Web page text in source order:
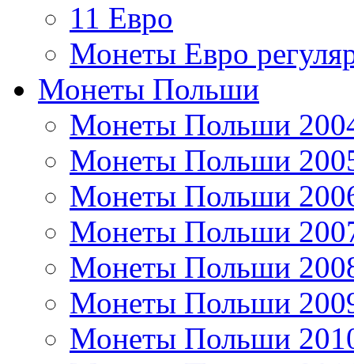
11 Евро
Монеты Евро
Монеты Польши
Монеты Польши
Монеты Польши
Монеты Польши
Монеты Польши
Монеты Польши
Монеты Польши
Монеты Польши